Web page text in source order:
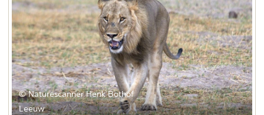
© Naturescanner Henk Bothof
Leeuw